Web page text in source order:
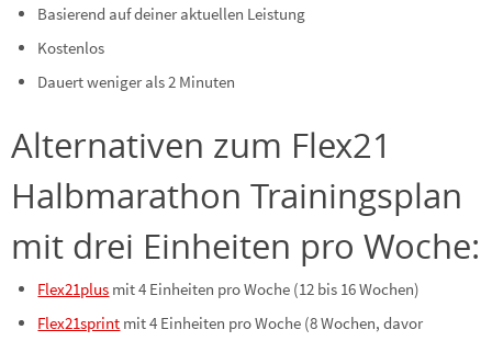
Basierend auf deiner aktuellen Leistung
Kostenlos
Dauert weniger als 2 Minuten
Alternativen zum Flex21
Halbmarathon Trainingsplan
mit drei Einheiten pro Woche:
Flex21plus mit 4 Einheiten pro Woche (12 bis 16 Wochen)
Flex21sprint mit 4 Einheiten pro Woche (8 Wochen, davor